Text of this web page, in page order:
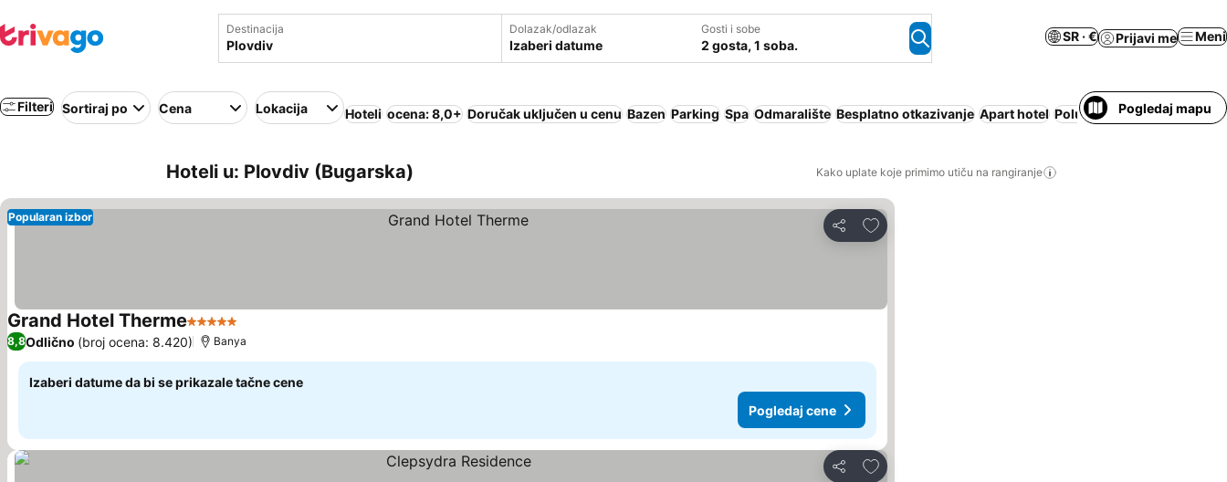
Destinacija Dolazak/odlazak
Izaberi datume
Gosti i sobe
2 gosta, 1 soba.
SR · € Prijavi me Meni
Filteri Sortiraj po Cena Lokacija Hoteli ocena: 8,0+ Doručak uključen u cenu Bazen Parking Spa Odmaralište Besplatno otkazivanje Apart hotel PolupansionPogledaj mapu
Hoteli u: Plovdiv (Bugarska) Kako uplate koje primimo utiču na rangiranje
Deli
Dodati u favorite
Popularan izbor
Grand Hotel Therme5 Zvezdice
8,8Odlično (broj ocena: 8.420) Banya
Izaberi datume da bi se prikazale tačne cene
Pogledaj cene
Deli
Dodati u favorite